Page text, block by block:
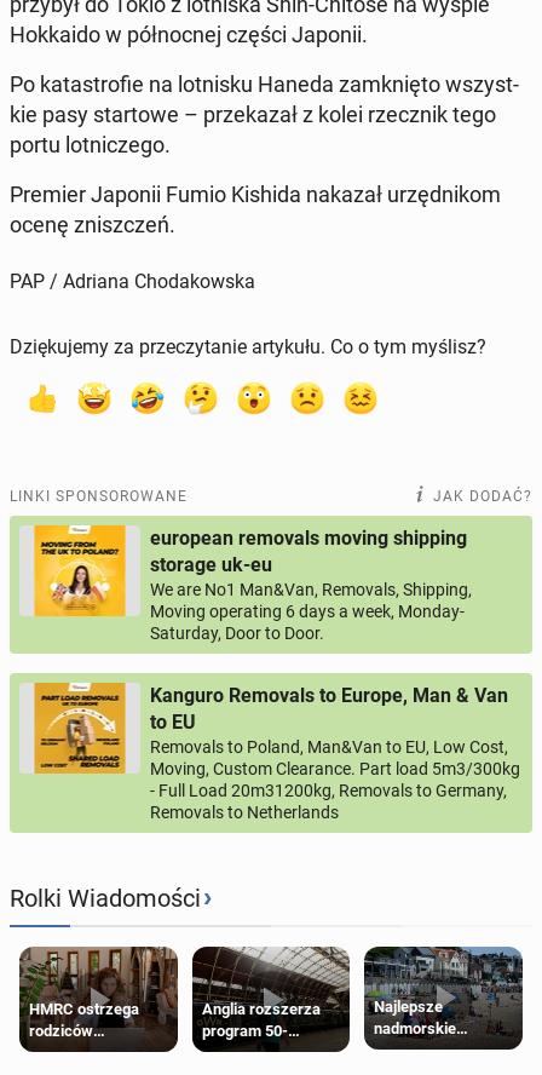
Hok­ka­ido w pół­noc­nej części Japonii.
Po ka­ta­stro­fie na lot­ni­sku Haneda za­mknię­to wszyst­
kie pasy star­to­we – prze­ka­zał z kolei rzecz­nik tego
portu lot­ni­cze­go.
Premier Japonii Fumio Kishida nakazał urzęd­ni­kom
ocenę znisz­czeń.
PAP / Adriana Chodakowska
Dziękujemy za przeczytanie artykułu. Co o tym myślisz?
LINKI SPONSOROWANE JAK DODAĆ?
european removals moving shipping
storage uk-eu
We are No1 Man&Van, Removals, Shipping,
Moving operating 6 days a week, Monday-
Saturday, Door to Door.
Kanguro Removals to Europe, Man & Van
to EU
Removals to Poland, Man&Van to EU, Low Cost,
Moving, Custom Clearance. Part load 5m3/300kg
- Full Load 20m31200kg, Removals to Germany,
Removals to Netherlands
Rolki Wiadomości›
HMRC ostrzega
rodziców
pobierających Child
Anglia rozszerza
program 50-
procentowych
Najlepsze
nadmorskie
miasteczko blisko